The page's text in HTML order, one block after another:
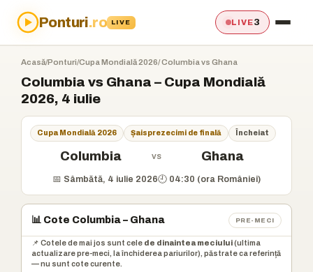
Ponturi.ro LIVE LIVE3
Acasă/Ponturi/Cupa Mondială 2026/ Columbia vs Ghana
Columbia vs Ghana – Cupa Mondială
2026, 4 iulie
Cupa Mondială 2026 Șaisprezecimi de finală Încheiat
Columbia vs Ghana
📅 Sâmbătă, 4 iulie 2026🕘 04:30 (ora României)
📊 Cote Columbia – Ghana PRE-MECI
📌 Cotele de mai jos sunt cele de dinaintea meciului(ultima
actualizare pre-meci, la închiderea pariurilor), păstrate ca referință
— nu sunt cote curente.